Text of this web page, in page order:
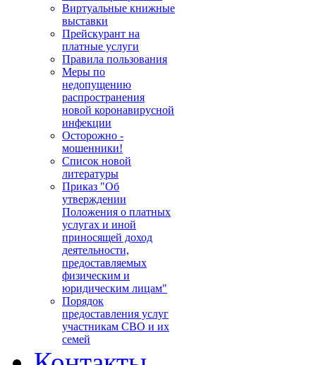
Виртуальные книжные
выставки
Прейскурант на
платные услуги
Правила пользования
Меры по
недопущению
распространения
новой коронавирусной
инфекции
Осторожно -
мошенники!
Список новой
литературы
Приказ "Об
утверждении
Положения о платных
услугах и иной
приносящей доход
деятельности,
предоставляемых
физическим и
юридическим лицам"
Порядок
предоставления услуг
участникам СВО и их
семей